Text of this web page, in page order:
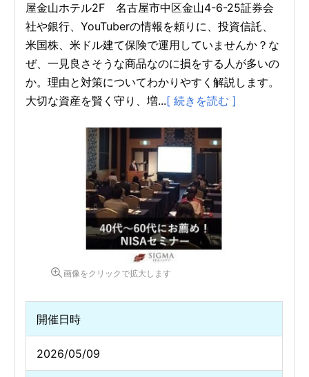
屋金山ホテル2F 名古屋市中区金山4-6-25証券会
社や銀行、YouTuberの情報を頼りに、投資信託、
米国株、米ドル建て保険で運用していませんか？な
ぜ、一見良さそうな商品なのに損をする人が多いの
か。理由と対策についてわかりやすく解説します。
大切な資産を賢く守り、増...[ 続きを読む ]
画像をクリックで拡大します
開催日時
2026/05/09